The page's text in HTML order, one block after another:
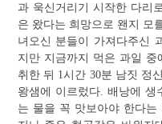
과 욱신거리기 시작한 다리
은 왔다는 희망으로 왠지 모
녀오신 분들이 가져다주신
지만 지금까지 먹은 과일
취한 뒤 1시간 30분 남짓 정
왕샘에 이르렀다. 배낭에
는 물을 꼭 맛보아야 한다는